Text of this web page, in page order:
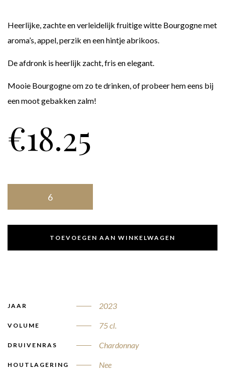
Heerlijke, zachte en verleidelijk fruitige witte Bourgogne met
aroma’s, appel, perzik en een hintje abrikoos.
De afdronk is heerlijk zacht, fris en elegant.
Mooie Bourgogne om zo te drinken, of probeer hem eens bij
een moot gebakken zalm!
€18.25
TOEVOEGEN AAN WINKELWAGEN
JAAR 2023
VOLUME 75 cl.
DRUIVENRAS Chardonnay
HOUTLAGERING Nee